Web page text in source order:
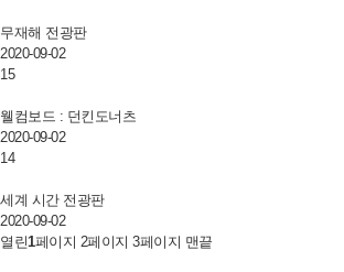
무재해 전광판
2020-09-02
15
웰컴보드 : 던킨도너츠
2020-09-02
14
세계 시간 전광판
2020-09-02
열린1페이지 2페이지 3페이지 맨끝